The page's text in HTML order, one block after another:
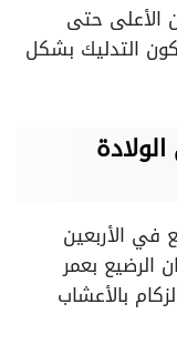
الأعلى حتى
التدليك بشكل
في الأربعين
الرضيع بعمر
بالأعشاب